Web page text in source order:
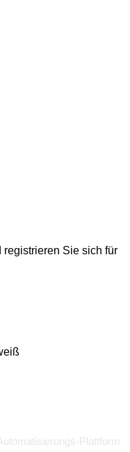
Sie sich für
Plattform